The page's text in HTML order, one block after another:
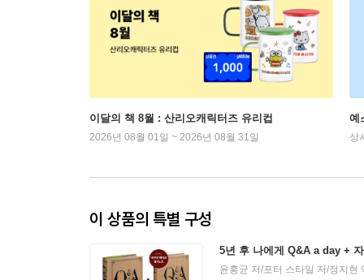
이달의 책 8월 : 산리오캐릭터즈 유리컵
2026년 08월 01일 ~ 2026년 08월 31일
예
상
이 상품의 특별 구성
5년 후 나에게 Q&A a day +
윤홍균 저/포터 스타일 저/정지현